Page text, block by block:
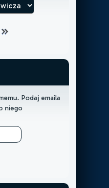
Podaj emaila
niego